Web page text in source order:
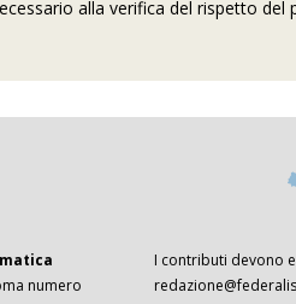
alla verifica del rispetto del
numero
I contributi devono